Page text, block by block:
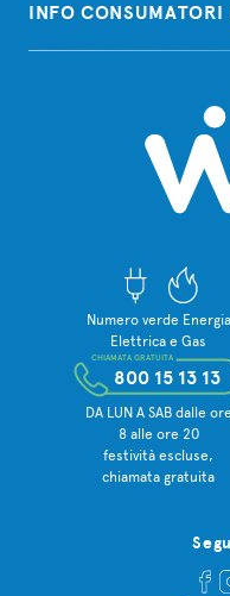
INFO CONSUMATORI
Numero verde Energia
Elettrica e Gas
800 15 13 13
CHIAMATA GRATUITA
DA LUN A SAB dalle ore
8 alle ore 20
festività escluse,
chiamata gratuita